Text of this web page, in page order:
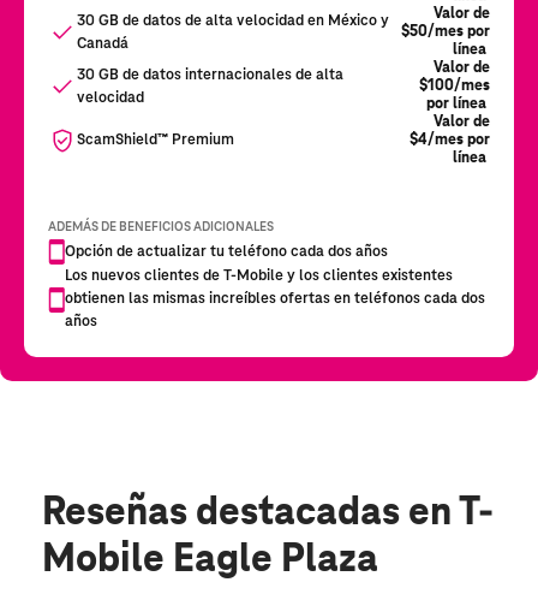
Reseñas destacadas en T-
Mobile Eagle Plaza